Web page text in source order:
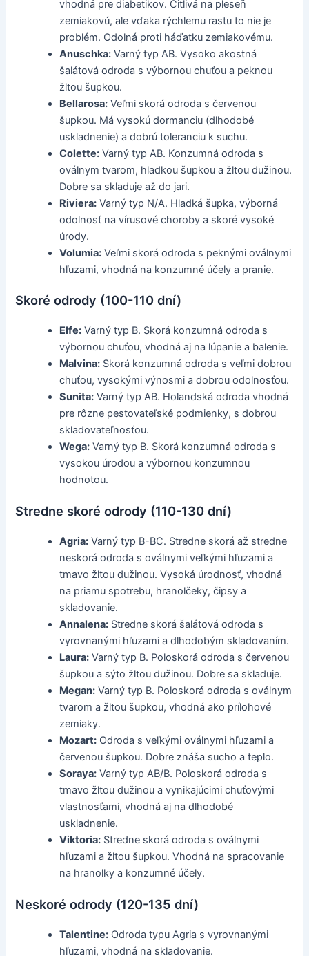
vhodná pre diabetikov. Citlivá na pleseň
zemiakovú, ale vďaka rýchlemu rastu to nie je
problém. Odolná proti háďatku zemiakovému.
Anuschka: Varný typ AB. Vysoko akostná
šalátová odroda s výbornou chuťou a peknou
žltou šupkou.
Bellarosa: Veľmi skorá odroda s červenou
šupkou. Má vysokú dormanciu (dlhodobé
uskladnenie) a dobrú toleranciu k suchu.
Colette: Varný typ AB. Konzumná odroda s
oválnym tvarom, hladkou šupkou a žltou dužinou.
Dobre sa skladuje až do jari.
Riviera: Varný typ N/A. Hladká šupka, výborná
odolnosť na vírusové choroby a skoré vysoké
úrody.
Volumia: Veľmi skorá odroda s peknými oválnymi
hľuzami, vhodná na konzumné účely a pranie.
Skoré odrody (100-110 dní)
Elfe: Varný typ B. Skorá konzumná odroda s
výbornou chuťou, vhodná aj na lúpanie a balenie.
Malvina: Skorá konzumná odroda s veľmi dobrou
chuťou, vysokými výnosmi a dobrou odolnosťou.
Sunita: Varný typ AB. Holandská odroda vhodná
pre rôzne pestovateľské podmienky, s dobrou
skladovateľnosťou.
Wega: Varný typ B. Skorá konzumná odroda s
vysokou úrodou a výbornou konzumnou
hodnotou.
Stredne skoré odrody (110-130 dní)
Agria: Varný typ B-BC. Stredne skorá až stredne
neskorá odroda s oválnymi veľkými hľuzami a
tmavo žltou dužinou. Vysoká úrodnosť, vhodná
na priamu spotrebu, hranolčeky, čipsy a
skladovanie.
Annalena: Stredne skorá šalátová odroda s
vyrovnanými hľuzami a dlhodobým skladovaním.
Laura: Varný typ B. Poloskorá odroda s červenou
šupkou a sýto žltou dužinou. Dobre sa skladuje.
Megan: Varný typ B. Poloskorá odroda s oválnym
tvarom a žltou šupkou, vhodná ako prílohové
zemiaky.
Mozart: Odroda s veľkými oválnymi hľuzami a
červenou šupkou. Dobre znáša sucho a teplo.
Soraya: Varný typ AB/B. Poloskorá odroda s
tmavo žltou dužinou a vynikajúcimi chuťovými
vlastnosťami, vhodná aj na dlhodobé
uskladnenie.
Viktoria: Stredne skorá odroda s oválnymi
hľuzami a žltou šupkou. Vhodná na spracovanie
na hranolky a konzumné účely.
Neskoré odrody (120-135 dní)
Talentine: Odroda typu Agria s vyrovnanými
hľuzami, vhodná na skladovanie.